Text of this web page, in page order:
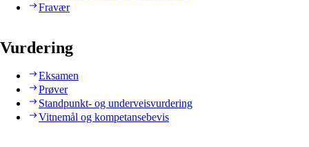
Fravær
Vurdering
Eksamen
Prøver
Standpunkt- og underveisvurdering
Vitnemål og kompetansebevis